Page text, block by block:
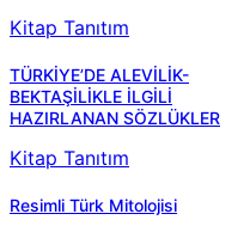
Kitap Tanıtım
TÜRKİYE’DE ALEVİLİK-
BEKTAŞİLİKLE İLGİLİ
HAZIRLANAN SÖZLÜKLER
Kitap Tanıtım
Resimli Türk Mitolojisi